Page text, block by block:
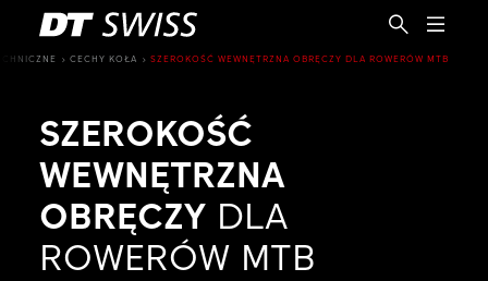
CECHY KOŁA SZEROKOŚĆ WEWNĘTRZNA OBRĘCZY DLA ROWERÓW MTB
SZEROKOŚĆ
WEWNĘTRZNA
OBRĘCZY DLA
ROWERÓW MTB